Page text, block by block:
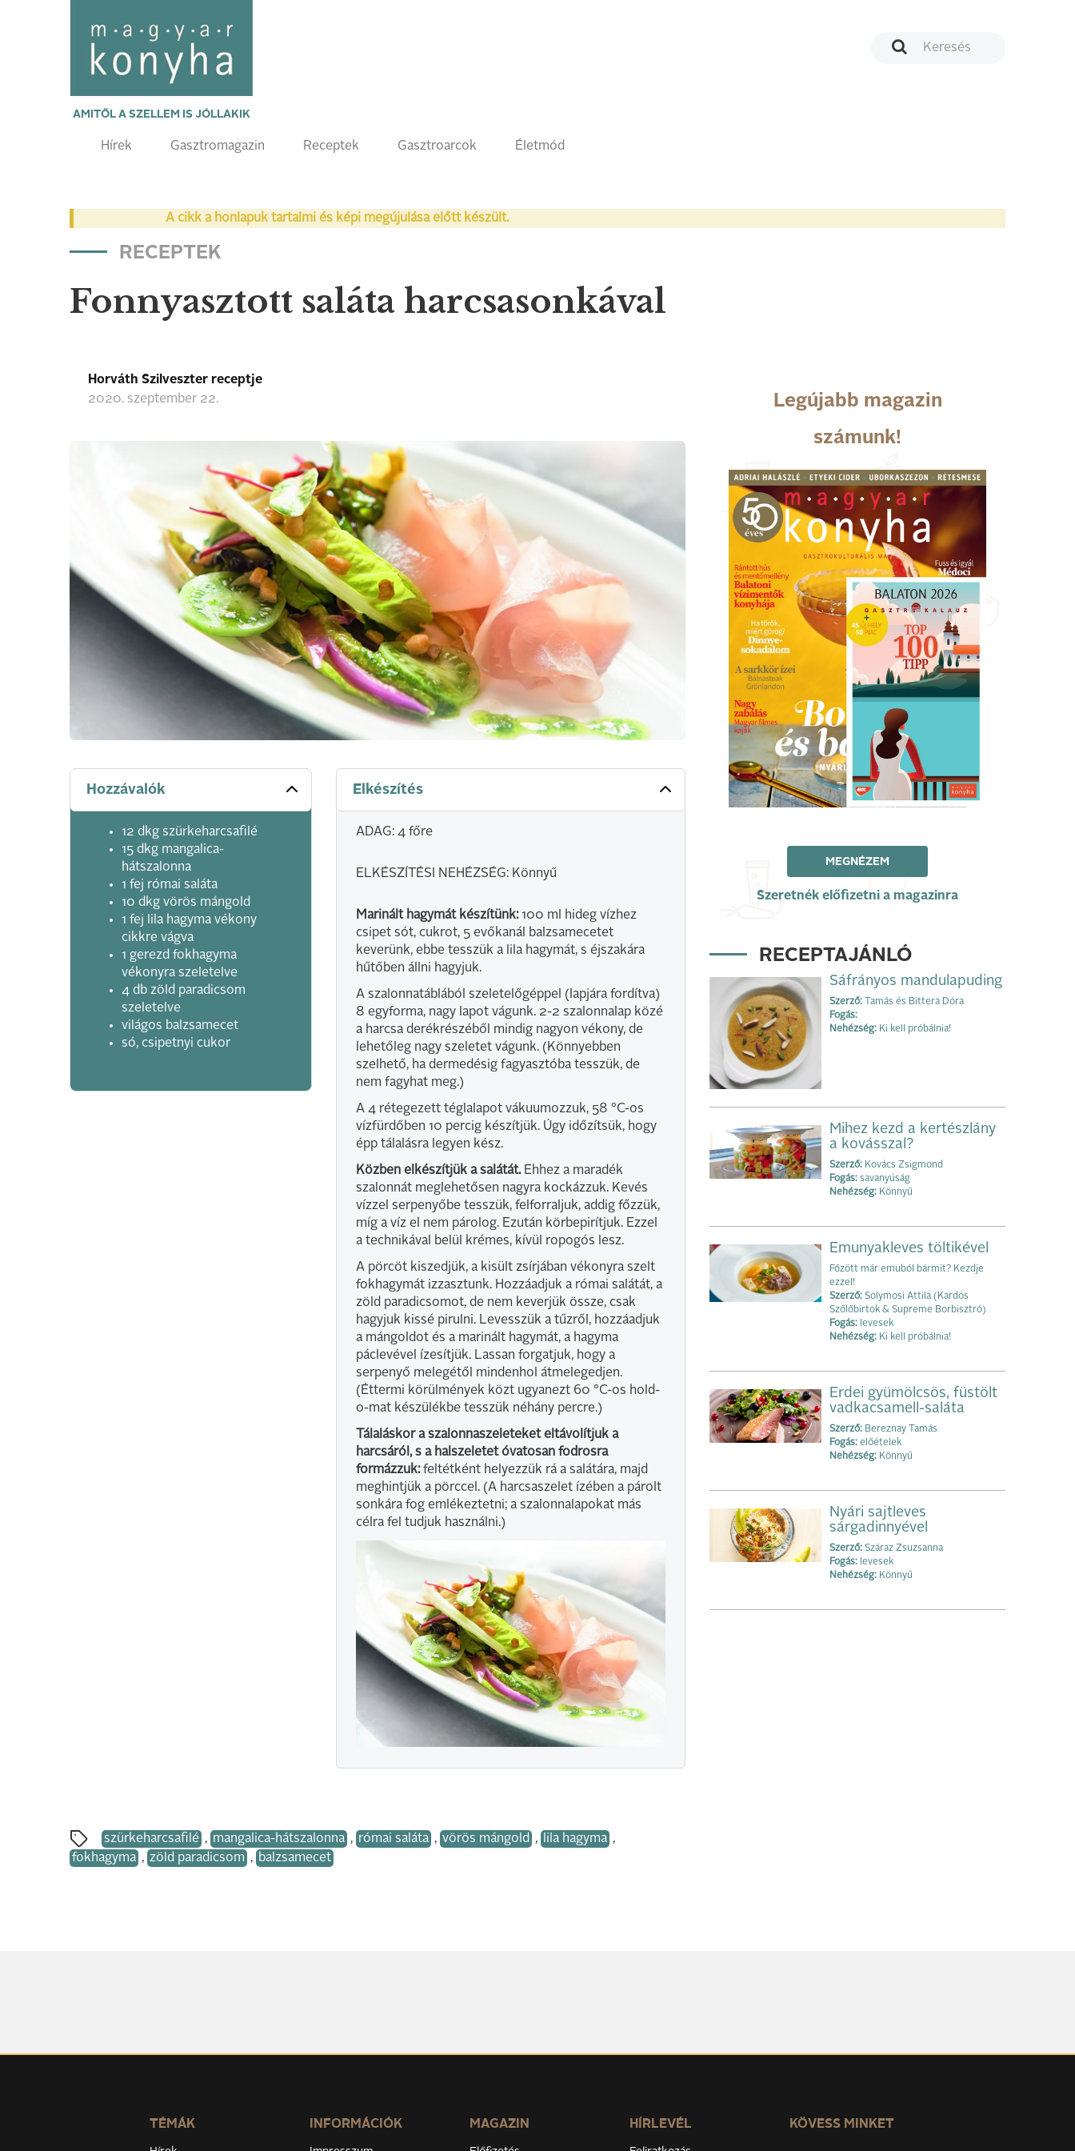
AMITŐL A SZELLEM IS JÓLLAKIK
Hírek Gasztromagazin Receptek Gasztroarcok Életmód
A cikk a honlapuk tartalmi és képi megújulása előtt készült.
RECEPTEK
Fonnyasztott saláta harcsasonkával
Horváth Szilveszter receptje
2020. szeptember 22.
Hozzávalók
12 dkg szürkeharcsafilé
15 dkg mangalica-
hátszalonna
1 fej római saláta
10 dkg vörös mángold
1 fej lila hagyma vékony
cikkre vágva
1 gerezd fokhagyma
vékonyra szeletelve
4 db zöld paradicsom
szeletelve
világos balzsamecet
só, csipetnyi cukor
Elkészítés
ADAG: 4 főre
ELKÉSZÍTÉSI NEHÉZSÉG: Könnyű
Marinált hagymát készítünk:100 ml hideg vízhez
csipet sót, cukrot, 5 evőkanál balzsamecetet
keverünk, ebbe tesszük a lila hagymát, s éjszakára
hűtőben állni hagyjuk.
A szalonnatáblából szeletelőgéppel (lapjára fordítva)
8 egyforma, nagy lapot vágunk. 2-2 szalonnalap közé
a harcsa derékrészéből mindig nagyon vékony, de
lehetőleg nagy szeletet vágunk. (Könnyebben
szelhető, ha dermedésig fagyasztóba tesszük, de
nem fagyhat meg.)
A 4 rétegezett téglalapot vákuumozzuk, 58 °C-os
vízfürdőben 10 percig készítjük. Úgy időzítsük, hogy
épp tálalásra legyen kész.
Közben elkészítjük a salátát.Ehhez a maradék
szalonnát meglehetősen nagyra kockázzuk. Kevés
vízzel serpenyőbe tesszük, felforraljuk, addig főzzük,
míg a víz el nem párolog. Ezután körbepirítjuk. Ezzel
a technikával belül krémes, kívül ropogós lesz.
A pörcöt kiszedjük, a kisült zsírjában vékonyra szelt
fokhagymát izzasztunk. Hozzáadjuk a római salátát, a
zöld paradicsomot, de nem keverjük össze, csak
hagyjuk kissé pirulni. Levesszük a tűzről, hozzáadjuk
a mángoldot és a marinált hagymát, a hagyma
páclevével ízesítjük. Lassan forgatjuk, hogy a
serpenyő melegétől mindenhol átmelegedjen.
(Éttermi körülmények közt ugyanezt 60 °C-os hold-
o-mat készülékbe tesszük néhány percre.)
Tálaláskor a szalonnaszeleteket eltávolítjuk a
harcsáról, s a halszeletet óvatosan fodrosra
formázzuk:feltétként helyezzük rá a salátára, majd
meghintjük a pörccel. (A harcsaszelet ízében a párolt
sonkára fog emlékeztetni; a szalonnalapokat más
célra fel tudjuk használni.)
szürkeharcsafilé , mangalica-hátszalonna , római saláta , vörös mángold , lila hagyma ,
fokhagyma , zöld paradicsom , balzsamecet
Legújabb magazin
számunk!
MEGNÉZEM
Szeretnék előfizetni a magazinra
RECEPTAJÁNLÓ
Sáfrányos mandulapuding
Szerző: Tamás és Bittera Dóra
Fogás:
Nehézség: Ki kell próbálnia!
Mihez kezd a kertészlány
a kovásszal?
Szerző: Kovács Zsigmond
Fogás: savanyúság
Nehézség: Könnyű
Emunyakleves töltikével
Főzött már emuból bármit? Kezdje
ezzel!
Szerző: Solymosi Attila (Kardos
Szőlőbirtok & Supreme Borbisztró)
Fogás: levesek
Nehézség: Ki kell próbálnia!
Erdei gyümölcsös, füstölt
vadkacsamell-saláta
Szerző: Bereznay Tamás
Fogás: előételek
Nehézség: Könnyű
Nyári sajtleves
sárgadinnyével
Szerző: Száraz Zsuzsanna
Fogás: levesek
Nehézség: Könnyű
TÉMÁK INFORMÁCIÓK MAGAZIN HÍRLEVÉL KÖVESS MINKET